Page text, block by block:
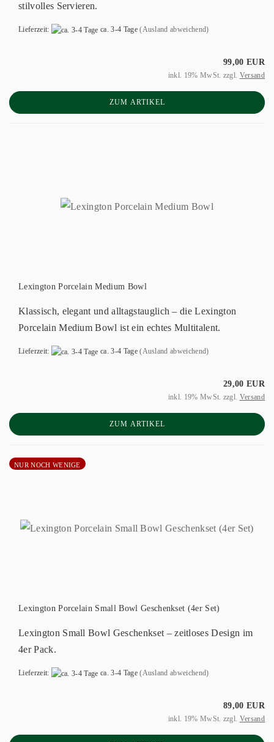
stilvolles Servieren.
Lieferzeit: ca. 3-4 Tage (Ausland abweichend)
99,00 EUR
inkl. 19% MwSt. zzgl. Versand
ZUM ARTIKEL
Lexington Porcelain Medium Bowl
Klassisch, elegant und alltagstauglich – die Lexington
Porcelain Medium Bowl ist ein echtes Multitalent.
Lieferzeit: ca. 3-4 Tage (Ausland abweichend)
29,00 EUR
inkl. 19% MwSt. zzgl. Versand
ZUM ARTIKEL
NUR NOCH WENIGE
Lexington Porcelain Small Bowl Geschenkset (4er Set)
Lexington Small Bowl Geschenkset – zeitloses Design im
4er Pack.
Lieferzeit: ca. 3-4 Tage (Ausland abweichend)
89,00 EUR
inkl. 19% MwSt. zzgl. Versand